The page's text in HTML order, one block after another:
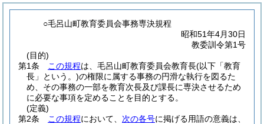
○毛呂山町教育委員会事務専決規程
昭和51年4月30日
教委訓令第1号
(目的)
第1条
この規程は、毛呂山町教育委員会教育長(以下「教育
長」という。)の権限に属する事務の円滑な執行を図るた
め、その事務の一部を教育次長及び課長に専決させるため
に必要な事項を定めることを目的とする。
(定義)
第2条
この規程において、 次の各号に掲げる用語の意義は、